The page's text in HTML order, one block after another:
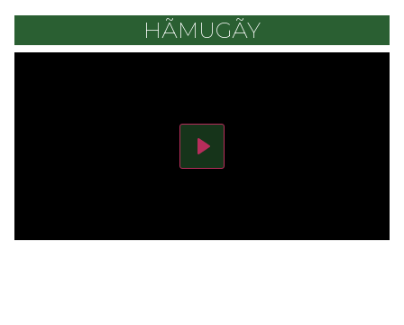
HÃMUGÃY
Play